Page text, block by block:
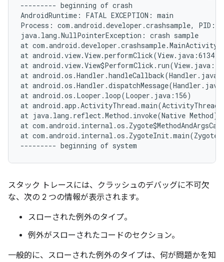
--------- beginning of crash
AndroidRuntime: FATAL EXCEPTION: main
Process: com.android.developer.crashsample, PID:
java.lang.NullPointerException: crash sample
at
at android.view.View.performClick(View.java:6134)
at
at
at
at android.os.Looper.loop(Looper.java:156)
at
at java.lang.reflect.Method.invoke(Native Method)
at
at
スタック トレースには、クラッシュのデバッグに不可欠
な、次の 2 つの情報が表示されます。
スローされた例外のタイプ。
例外がスローされたコードのセクション。
一般的に、スローされた例外のタイプは、何が問題かを知